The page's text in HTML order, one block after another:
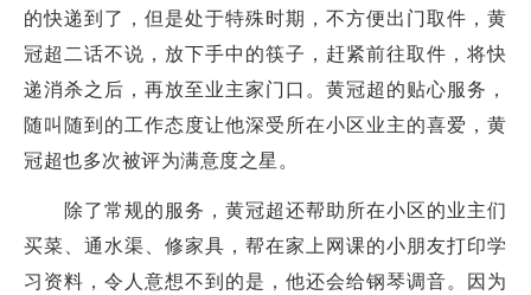
的快递到了，但是处于特殊时期，不方便出门取件，黄
冠超二话不说，放下手中的筷子，赶紧前往取件，将快
递消杀之后，再放至业主家门口。黄冠超的贴心服务，
随叫随到的工作态度让他深受所在小区业主的喜爱，黄
冠超也多次被评为满意度之星。
除了常规的服务，黄冠超还帮助所在小区的业主们
买菜、通水渠、修家具，帮在家上网课的小朋友打印学
习资料，令人意想不到的是，他还会给钢琴调音。因为